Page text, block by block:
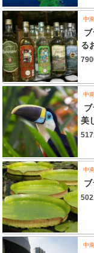
中
る
中
美
中
中